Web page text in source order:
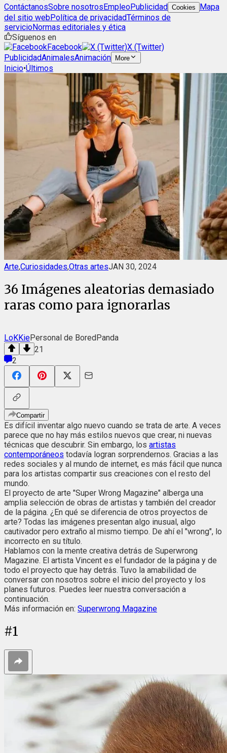
ContáctanosSobre nosotrosEmpleoPublicidad Cookies
Mapa
del sitio webPolítica de privacidadTérminos de
servicioNormas editoriales y ética
Síguenos en
Facebook
X (Twitter)
PublicidadAnimalesAnimación More
Inicio•Últimos
Arte,Curiosidades,Otras artesJAN 30, 2024
36 Imágenes aleatorias demasiado
raras como para ignorarlas
LoKKiePersonal de BoredPanda
21
2
Compartir
Es difícil inventar algo nuevo cuando se trata de arte. A veces
parece que no hay más estilos nuevos que crear, ni nuevas
técnicas que descubrir. Sin embargo, los artistas
contemporáneos todavía logran sorprendernos. Gracias a las
redes sociales y al mundo de internet, es más fácil que nunca
para los artistas compartir sus creaciones con el resto del
mundo.
El proyecto de arte "Super Wrong Magazine" alberga una
amplia selección de obras de artistas y también del creador
de la página. ¿En qué se diferencia de otros proyectos de
arte? Todas las imágenes presentan algo inusual, algo
cautivador pero extraño al mismo tiempo. De ahí el "wrong", lo
incorrecto en su título.
Hablamos con la mente creativa detrás de Superwrong
Magazine. El artista Vincent es el fundador de la página y de
todo el proyecto que hay detrás. Tuvo la amabilidad de
conversar con nosotros sobre el inicio del proyecto y los
planes futuros. Puedes leer nuestra conversación a
continuación.
Más información en: Superwrong Magazine
#1